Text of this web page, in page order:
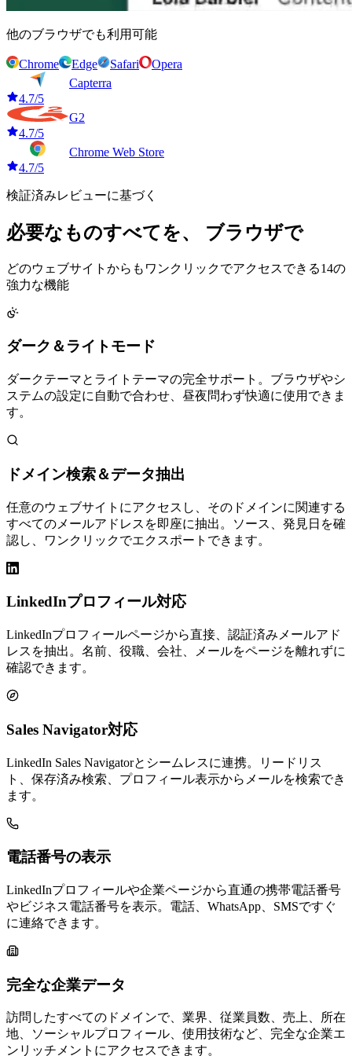
他のブラウザでも利用可能
Chrome Edge Safari
Opera
Capterra
4.7/5
G2
4.7/5
Chrome Web Store
4.7/5
検証済みレビューに基づく
必要なものすべてを、 ブラウザで
どのウェブサイトからもワンクリックでアクセスできる14の
強力な機能
ダーク＆ライトモード
ダークテーマとライトテーマの完全サポート。ブラウザやシ
ステムの設定に自動で合わせ、昼夜問わず快適に使用できま
す。
ドメイン検索＆データ抽出
任意のウェブサイトにアクセスし、そのドメインに関連する
すべてのメールアドレスを即座に抽出。ソース、発見日を確
認し、ワンクリックでエクスポートできます。
LinkedInプロフィール対応
LinkedInプロフィールページから直接、認証済みメールアド
レスを抽出。名前、役職、会社、メールをページを離れずに
確認できます。
Sales Navigator対応
LinkedIn Sales Navigatorとシームレスに連携。リードリス
ト、保存済み検索、プロフィール表示からメールを検索でき
ます。
電話番号の表示
LinkedInプロフィールや企業ページから直通の携帯電話番号
やビジネス電話番号を表示。電話、WhatsApp、SMSですぐ
に連絡できます。
完全な企業データ
訪問したすべてのドメインで、業界、従業員数、売上、所在
地、ソーシャルプロフィール、使用技術など、完全な企業エ
ンリッチメントにアクセスできます。